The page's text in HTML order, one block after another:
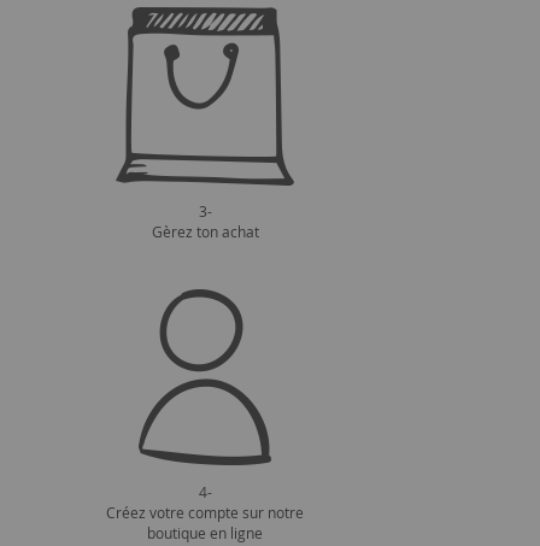
3-
Gèrez ton achat
4-
Créez votre compte sur notre
boutique en ligne